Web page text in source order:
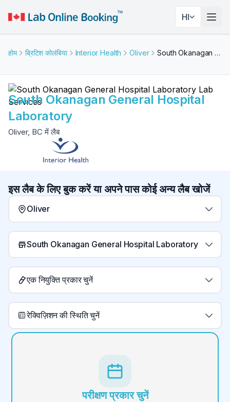
HI
होम ब्रिटिश कोलंबिया Interior Health Oliver South Okanagan General Hospital Laboratory
South Okanagan General Hospital
Laboratory
Oliver, BC में लैब
इस लैब के लिए बुक करें या अपने पास कोई अन्य लैब खोजें
Oliver
South Okanagan General Hospital Laboratory
एक नियुक्ति प्रकार चुनें
रेक्विज़िशन की स्थिति चुनें
परीक्षण प्रकार चुनें